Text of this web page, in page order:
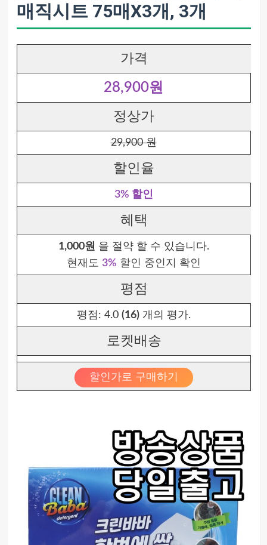
매직시트 75매X3개, 3개
가격
28,900원
정상가
29,900 원
할인율
3% 할인
혜택
1,000원 을 절약 할 수 있습니다.
현재도 3% 할인 중인지 확인
평점
평점: 4.0 (16)개의 평가.
로켓배송
할인가로 구매하기